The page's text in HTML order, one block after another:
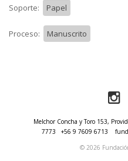
Soporte: Papel
Proceso: Manuscrito
Melchor Concha y Toro 153,
7773
+56 9 7609 6713
© 2026